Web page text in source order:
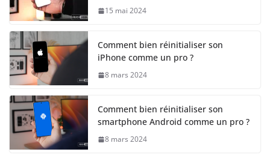
15 mai 2024
Comment bien réinitialiser son
iPhone comme un pro ?
8 mars 2024
Comment bien réinitialiser son
smartphone Android comme un pro ?
8 mars 2024